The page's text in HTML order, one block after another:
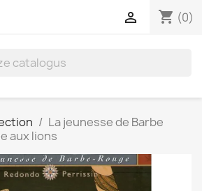
shopping_cart (0)

La jeunesse de Barbe
aux lions